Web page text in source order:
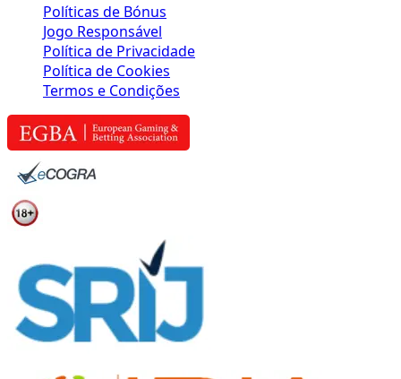
Políticas de Bónus
Jogo Responsável
Política de Privacidade
Política de Cookies
Termos e Condições